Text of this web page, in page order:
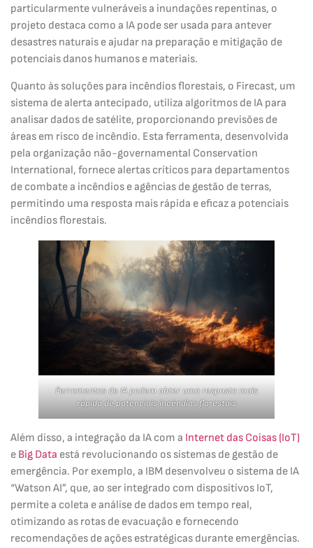
particularmente vulneráveis a inundações repentinas, o
projeto destaca como a IA pode ser usada para antever
desastres naturais e ajudar na preparação e mitigação de
potenciais danos humanos e materiais.
Quanto às soluções para incêndios florestais, o Firecast, um
sistema de alerta antecipado, utiliza algoritmos de IA para
analisar dados de satélite, proporcionando previsões de
áreas em risco de incêndio. Esta ferramenta, desenvolvida
pela organização não-governamental Conservation
International, fornece alertas críticos para departamentos
de combate a incêndios e agências de gestão de terras,
permitindo uma resposta mais rápida e eficaz a potenciais
incêndios florestais.
Ferramentas de IA podem obter uma resposta mais
rápida de potenciais incêndios florestais
Além disso, a integração da IA com a Internet das Coisas (IoT)
e Big Data está revolucionando os sistemas de gestão de
emergência. Por exemplo, a IBM desenvolveu o sistema de IA
“Watson AI”, que, ao ser integrado com dispositivos IoT,
permite a coleta e análise de dados em tempo real,
otimizando as rotas de evacuação e fornecendo
recomendações de ações estratégicas durante emergências.